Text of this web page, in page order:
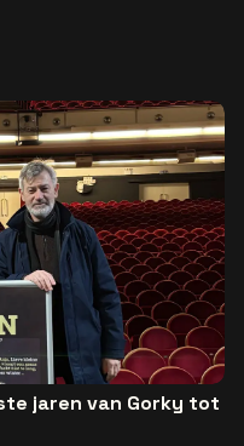
jaren van Gorky tot